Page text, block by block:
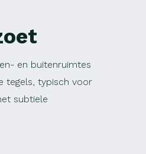
en buitenruimtes
tegels, typisch voor
subtiele